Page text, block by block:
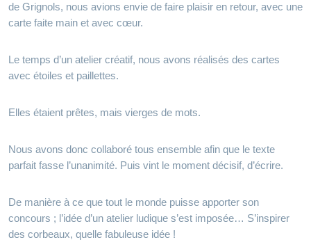
de Grignols, nous avions envie de faire plaisir en retour, avec une
carte faite main et avec cœur.
Le temps d’un atelier créatif, nous avons réalisés des cartes
avec étoiles et paillettes.
Elles étaient prêtes, mais vierges de mots.
Nous avons donc collaboré tous ensemble afin que le texte
parfait fasse l’unanimité. Puis vint le moment décisif, d’écrire.
De manière à ce que tout le monde puisse apporter son
concours ; l’idée d’un atelier ludique s’est imposée… S’inspirer
des corbeaux, quelle fabuleuse idée !